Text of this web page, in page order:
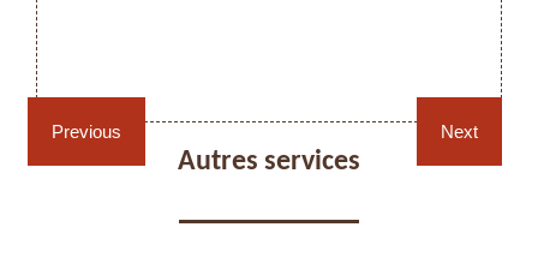
chaises et sièges 59
Cannage fauteuil, chaises
et sièges 59
Previous
votre
telle
Next
Autres services